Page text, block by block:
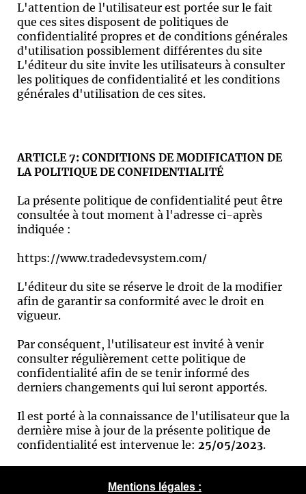
L'attention de l'utilisateur est portée sur le fait
que ces sites disposent de politiques de
confidentialité propres et de conditions générales
d'utilisation possiblement différentes du site
L'éditeur du site invite les utilisateurs à consulter
les politiques de confidentialité et les conditions
générales d'utilisation de ces sites.
ARTICLE 7: CONDITIONS DE MODIFICATION DE
LA POLITIQUE DE CONFIDENTIALITÉ
La présente politique de confidentialité peut être
consultée à tout moment à l'adresse ci-après
indiquée :
https://www.tradedevsystem.com/
L'éditeur du site se réserve le droit de la modifier
afin de garantir sa conformité avec le droit en
vigueur.
Par conséquent, l'utilisateur est invité à venir
consulter régulièrement cette politique de
confidentialité afin de se tenir informé des
derniers changements qui lui seront apportés.
Il est porté à la connaissance de l'utilisateur que la
dernière mise à jour de la présente politique de
confidentialité est intervenue le: 25/05/2023.
Mentions légales :